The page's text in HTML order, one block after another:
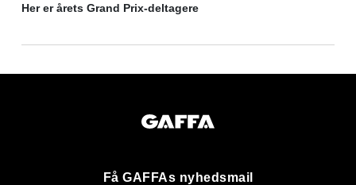
Her er årets Grand Prix-deltagere
Få GAFFAs nyhedsmail